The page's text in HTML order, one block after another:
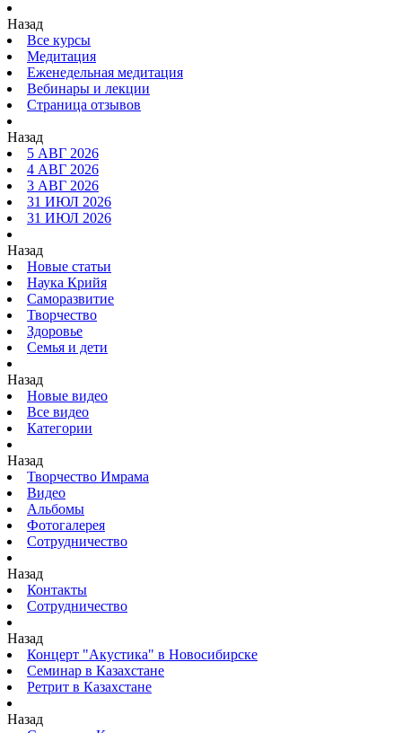
Назад
Все курсы
Медитация
Еженедельная медитация
Вебинары и лекции
Страница отзывов
Назад
5 АВГ 2026
4 АВГ 2026
3 АВГ 2026
31 ИЮЛ 2026
31 ИЮЛ 2026
Назад
Новые статьи
Наука Крийя
Саморазвитие
Творчество
Здоровье
Семья и дети
Назад
Новые видео
Все видео
Категории
Назад
Творчество Имрама
Видео
Альбомы
Фотогалерея
Сотрудничество
Назад
Контакты
Сотрудничество
Назад
Концерт "Акустика" в Новосибирске
Семинар в Казахстане
Ретрит в Казахстане
Назад